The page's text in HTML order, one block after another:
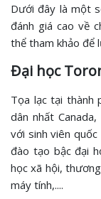
Dưới đây là một
đánh giá cao về
thể tham khảo để
Đại học
Tọa lạc tại thành
dân nhất
với sinh viên
đào tạo bậc đại
học xã hội,
máy tính,....